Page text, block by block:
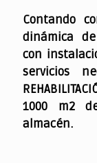
Contando
dinámica
con
servicios
1000 m2
almacén.